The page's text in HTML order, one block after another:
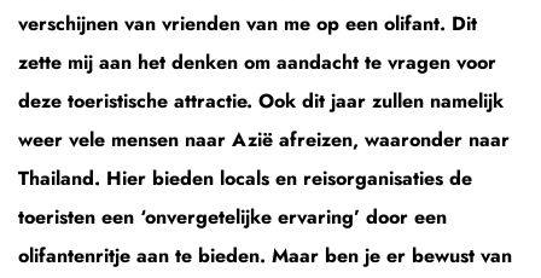
verschijnen van vrienden van me op een olifant. Dit
zette mij aan het denken om aandacht te vragen voor
deze toeristische attractie. Ook dit jaar zullen namelijk
weer vele mensen naar Azië afreizen, waaronder naar
Thailand. Hier bieden locals en reisorganisaties de
toeristen een ‘onvergetelijke ervaring’ door een
olifantenritje aan te bieden. Maar ben je er bewust van